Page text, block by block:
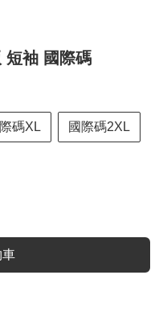
短袖 國際碼
碼XL 國際碼2XL
車